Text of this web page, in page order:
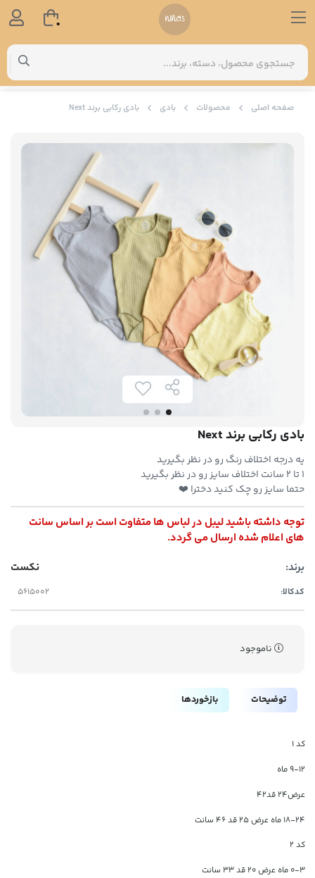
صفحه اصلی محصولات بادی بادی رکابی برند Next
بادی رکابی برند Next
یه درجه اختلاف رنگ رو در نظر بگیرید
۱ تا ۲ سانت اختلاف سایز رو در نظر بگیرید
حتما سایز رو چک کنید دخترا ❤️
توجه داشته باشید لیبل در لباس ها متفاوت است بر اساس سانت
های اعلام شده ارسال می گردد.
برند:
نکست
کدکالا:
ناموجود
توضیحات بازخوردها
کد 1
9-12 ماه
عرض24 قد42
۱۸-۲۴ ماه عرض ۲۵ قد ۴۶ سانت
کد 2
0-3 ماه عرض 20 قد 33 سانت
0